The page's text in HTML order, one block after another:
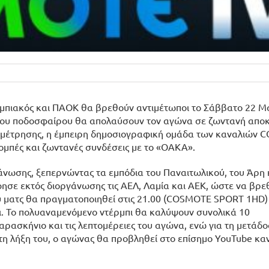
και ΠΑΟΚ θα βρεθούν αντιμέτωποι το Σάββατο 22
ποδοσφαίρου θα απολαύσουν τον αγώνα σε ζωντανή
η έμπειρη δημοσιογραφική ομάδα των καναλιών
και ζωντανές συνδέσεις με το «ΟΑΚΑ».
ξεπερνώντας τα εμπόδια του Παναιτωλικού, του Άρη
εκτός διοργάνωσης τις ΑΕΛ, Λαμία και ΑΕΚ, ώστε να
θα πραγματοποιηθεί στις 21.00 (COSMOTE SPORT
πολυαναμενόμενο ντέρμπι θα καλύψουν συνολικά 10
και τις λεπτομέρειες του αγώνα, ενώ για τη
λήξη του, ο αγώνας θα προβληθεί στο επίσημο ΥοuTube